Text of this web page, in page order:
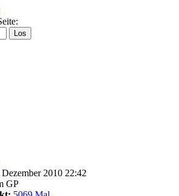
Dezember 2010 22:42
GP